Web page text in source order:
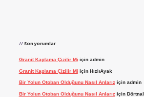
Son yorumlar
Granit Kaplama Çizilir Mi için admin
Granit Kaplama Çizilir Mi için HızlıAyak
Bir Yolun Otoban Olduğunu Nasıl Anlarıziçin admin
Bir Yolun Otoban Olduğunu Nasıl Anlarıziçin Dörtnal